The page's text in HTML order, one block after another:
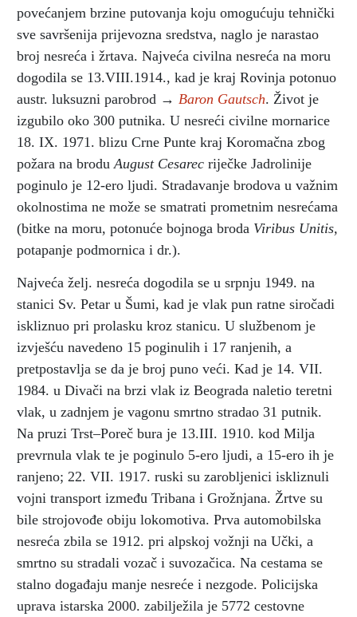
povećanjem brzine putovanja koju omogućuju tehnički
sve savršenija prijevozna sredstva, naglo je narastao
broj nesreća i žrtava. Najveća civilna nesreća na moru
dogodila se 13.VIII.1914., kad je kraj Rovinja potonuo
austr. luksuzni parobrod → Baron Gautsch. Život je
izgubilo oko 300 putnika. U nesreći civilne mornarice
18. IX. 1971. blizu Crne Punte kraj Koromačna zbog
požara na brodu August Cesarec riječke Jadrolinije
poginulo je 12-ero ljudi. Stradavanje brodova u važnim
okolnostima ne može se smatrati prometnim nesrećama
(bitke na moru, potonuće bojnoga broda Viribus Unitis,
potapanje podmornica i dr.).
Najveća želj. nesreća dogodila se u srpnju 1949. na
stanici Sv. Petar u Šumi, kad je vlak pun ratne siročadi
iskliznuo pri prolasku kroz stanicu. U službenom je
izvješću navedeno 15 poginulih i 17 ranjenih, a
pretpostavlja se da je broj puno veći. Kad je 14. VII.
1984. u Divači na brzi vlak iz Beograda naletio teretni
vlak, u zadnjem je vagonu smrtno stradao 31 putnik.
Na pruzi Trst–Poreč bura je 13.III. 1910. kod Milja
prevrnula vlak te je poginulo 5-ero ljudi, a 15-ero ih je
ranjeno; 22. VII. 1917. ruski su zarobljenici iskliznuli
vojni transport između Tribana i Grožnjana. Žrtve su
bile strojovođe obiju lokomotiva. Prva automobilska
nesreća zbila se 1912. pri alpskoj vožnji na Učki, a
smrtno su stradali vozač i suvozačica. Na cestama se
stalno događaju manje nesreće i nezgode. Policijska
uprava istarska 2000. zabilježila je 5772 cestovne